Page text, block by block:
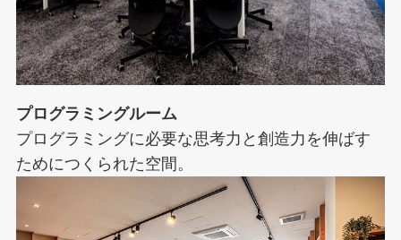
プログラミングルーム
プログラミングに必要な思考力と創造力を伸ばす
ためにつくられた空間。